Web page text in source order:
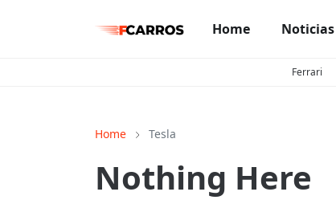
Home Noticias
Ferrari
Home Tesla
Nothing Here